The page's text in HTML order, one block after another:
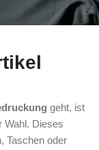
geht, ist
Wahl. Dieses
Taschen oder